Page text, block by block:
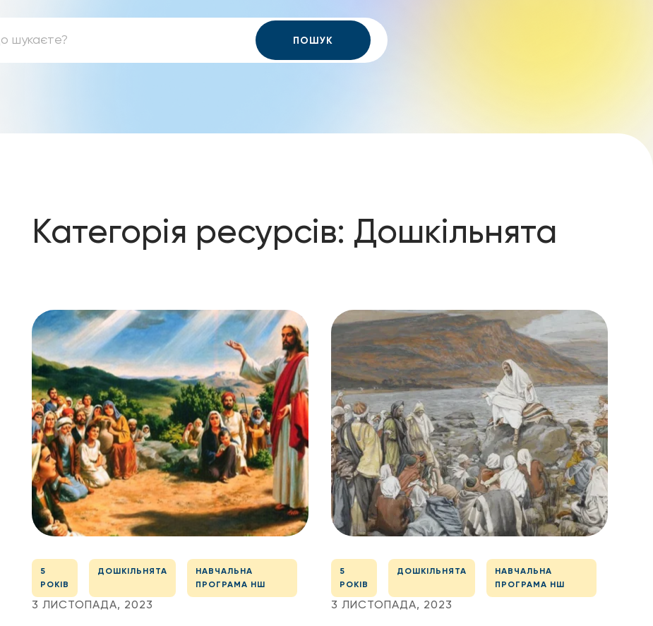
Категорія ресурсів: Дошкільнята
5
РОКІВ
ДОШКІЛЬНЯТА
НАВЧАЛЬНА
ПРОГРАМА НШ
3 ЛИСТОПАДА, 2023
5
РОКІВ
ДОШКІЛЬНЯТА
НАВЧАЛЬНА
ПРОГРАМА НШ
3 ЛИСТОПАДА, 2023